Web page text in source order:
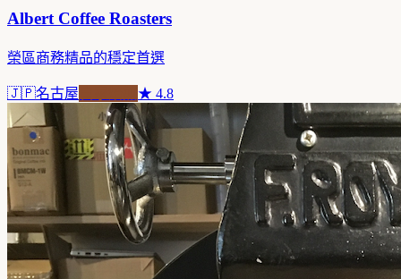
Albert Coffee Roasters
榮區商務精品的穩定首選
🇯🇵名古屋 ★ 4.8